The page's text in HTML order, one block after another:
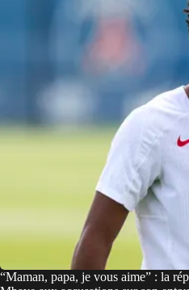
“Maman, papa, je vous aime” : la